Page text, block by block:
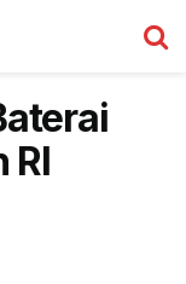
RI